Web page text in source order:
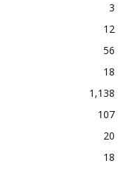
3
12
56
18
1,138
107
20
18